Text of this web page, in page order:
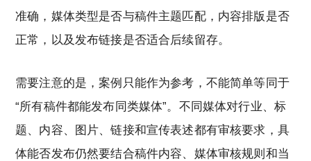
准确，媒体类型是否与稿件主题匹配，内容排版是否
正常，以及发布链接是否适合后续留存。
需要注意的是，案例只能作为参考，不能简单等同于
“所有稿件都能发布同类媒体”。不同媒体对行业、标
题、内容、图片、链接和宣传表述都有审核要求，具
体能否发布仍然要结合稿件内容、媒体审核规则和当